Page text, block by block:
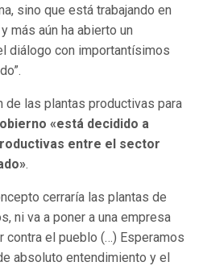
sino que está trabajando en
más aún ha abierto un
diálogo con importantísimos
de las plantas productivas para
«está decidido a
entre el sector
.
cerraría las plantas de
ni va a poner a una empresa
contra el pueblo (…) Esperamos
absoluto entendimiento y el